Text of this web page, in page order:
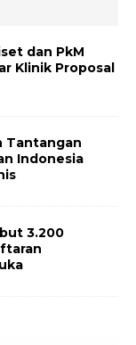
dan PkM
Klinik Proposal
Tantangan
Indonesia
3.200